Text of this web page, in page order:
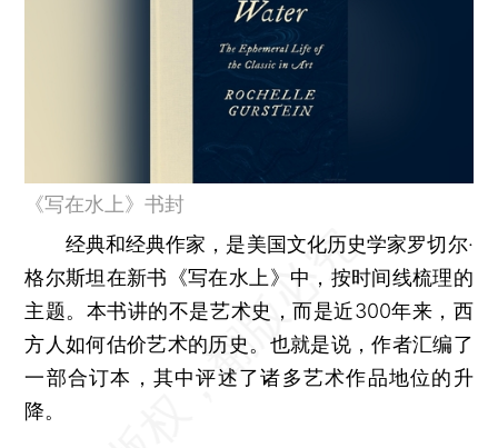
《写在水上》书封
经典和经典作家，是美国文化历史学家罗切尔·
格尔斯坦在新书《写在水上》中，按时间线梳理的
主题。本书讲的不是艺术史，而是近300年来，西
方人如何估价艺术的历史。也就是说，作者汇编了
一部合订本，其中评述了诸多艺术作品地位的升
降。